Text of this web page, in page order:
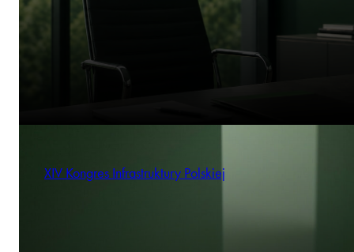
XIV Kongres Infrastruktury Polskiej